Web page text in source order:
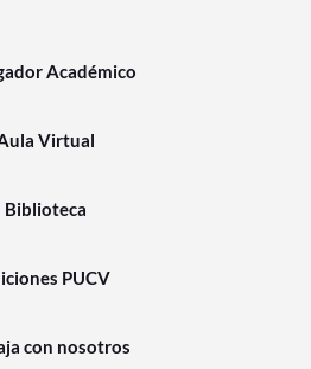
Académico
Virtual
Biblioteca
PUCV
con nosotros